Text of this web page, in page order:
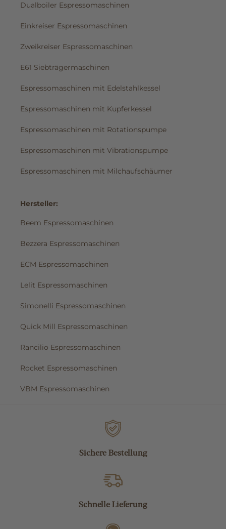
Dualboiler Espressomaschinen
Einkreiser Espressomaschinen
Zweikreiser Espressomaschinen
E61 Siebträgermaschinen
Espressomaschinen mit Edelstahlkessel
Espressomaschinen mit Kupferkessel
Espressomaschinen mit Rotationspumpe
Espressomaschinen mit Vibrationspumpe
Espressomaschinen mit Milchaufschäumer
Hersteller:
Beem Espressomaschinen
Bezzera Espressomaschinen
ECM Espressomaschinen
Lelit Espressomaschinen
Simonelli Espressomaschinen
Quick Mill Espressomaschinen
Rancilio Espressomaschinen
Rocket Espressomaschinen
VBM Espressomaschinen
Sichere Bestellung
Schnelle Lieferung